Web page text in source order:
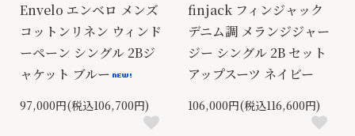
Envelo エンベロ メンズ
コットンリネン ウィンド
ーペーン シングル 2Bジ
ャケット ブルー
97,000円(税込106,700円)
finjack フィンジャック
デニム調 メランジジャー
ジー シングル 2B セット
アップスーツ ネイビー
106,000円(税込116,600円)